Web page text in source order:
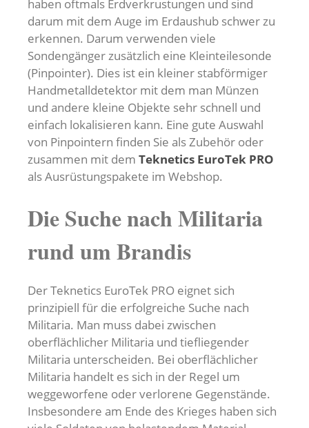
haben oftmals Erdverkrustungen und sind
darum mit dem Auge im Erdaushub schwer zu
erkennen. Darum verwenden viele
Sondengänger zusätzlich eine Kleinteilesonde
(Pinpointer). Dies ist ein kleiner stabförmiger
Handmetalldetektor mit dem man Münzen
und andere kleine Objekte sehr schnell und
einfach lokalisieren kann. Eine gute Auswahl
von Pinpointern finden Sie als Zubehör oder
zusammen mit dem Teknetics EuroTek PRO
als Ausrüstungspakete im Webshop.
Die Suche nach Militaria
rund um Brandis
Der Teknetics EuroTek PRO eignet sich
prinzipiell für die erfolgreiche Suche nach
Militaria. Man muss dabei zwischen
oberflächlicher Militaria und tiefliegender
Militaria unterscheiden. Bei oberflächlicher
Militaria handelt es sich in der Regel um
weggeworfene oder verlorene Gegenstände.
Insbesondere am Ende des Krieges haben sich